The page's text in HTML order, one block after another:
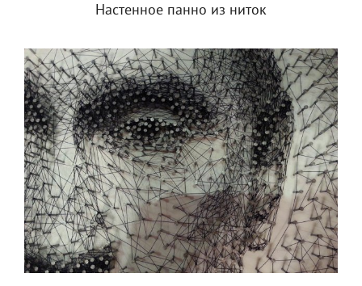
Настенное панно из ниток